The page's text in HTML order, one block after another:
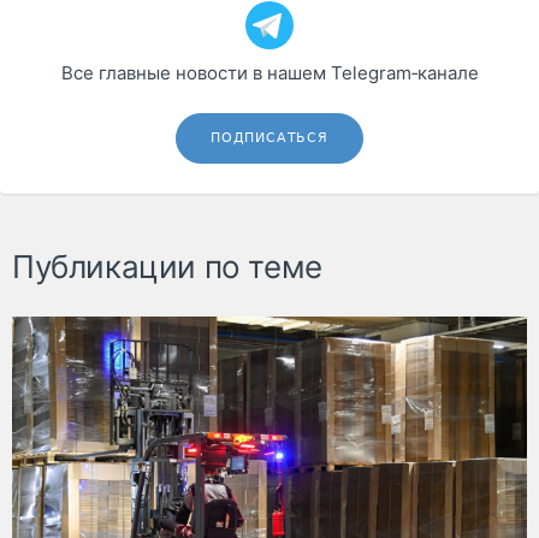
Все главные новости в нашем Telegram‑канале
ПОДПИСАТЬСЯ
Публикации по теме